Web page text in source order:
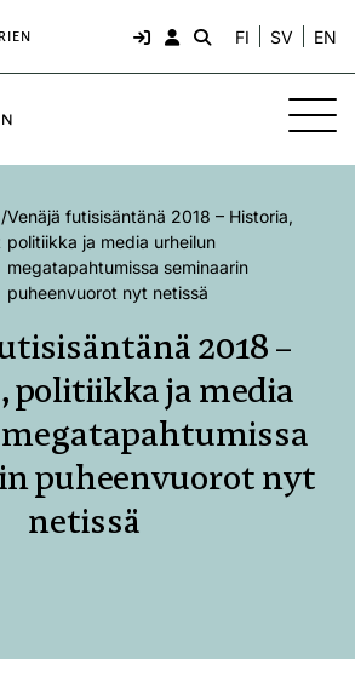
FI SV EN
/Venäjä futisisäntänä 2018 – Historia,
politiikka ja media urheilun
megatapahtumissa seminaarin
puheenvuorot nyt netissä
2018 –
politiikka ja media
puheenvuorot nyt
netissä